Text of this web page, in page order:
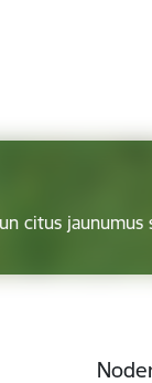
citus jaunumus